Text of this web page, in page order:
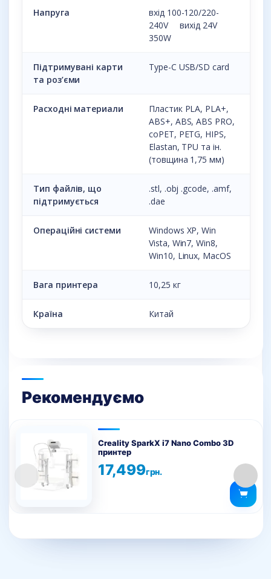
Напруга
вхід 100-120/220-
240V вихід 24V
350W
Підтримувані карти
та роз’єми
Type-C USB/SD card
Расходні материали
Пластик PLA, PLA+,
ABS+, ABS, ABS PRO,
coPET, PETG, HIPS,
Elastan, TPU та ін.
(товщина 1,75 мм)
Тип файлів, що
підтримується
.stl, .obj .gcode, .amf,
.dae
Операційні системи
Windows XP, Win
Vista, Win7, Win8,
Win10, Linux, MacOS
Вага принтера 10,25 кг
Країна Китай
Рекомендуємо
Creality SparkX i7 Nano Combo 3D
принтер
17,499грн.